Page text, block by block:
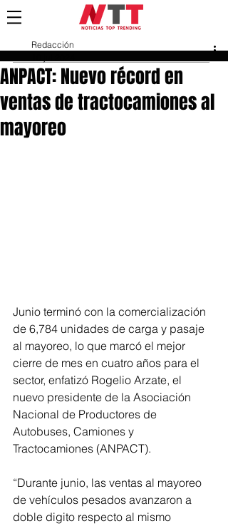
ANPACT: Nuevo récord en
ventas de tractocamiones al
mayoreo
Redacción
Junio terminó con la comercialización
de 6,784 unidades de carga y pasaje
al mayoreo, lo que marcó el mejor
cierre de mes en cuatro años para el
sector, enfatizó Rogelio Arzate, el
nuevo presidente de la Asociación
Nacional de Productores de
Autobuses, Camiones y
Tractocamiones (ANPACT).
“Durante junio, las ventas al mayoreo
de vehículos pesados avanzaron a
doble digito respecto al mismo